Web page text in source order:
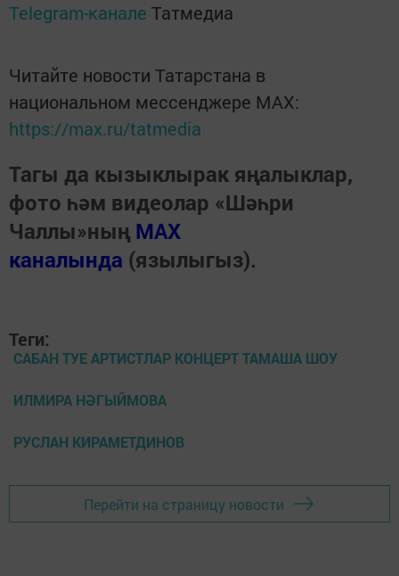
Telegram-канале Татмедиа
Читайте новости Татарстана в
национальном мессенджере MАХ:
https://max.ru/tatmedia
Тагы да кызыклырак яңалыклар,
фото һәм видеолар «Шәһри
Чаллы»ның MAX
каналында (язылыгыз).
Теги:
САБАН ТУЕ АРТИСТЛАР КОНЦЕРТ ТАМАША ШОУ
ИЛМИРА НӘГЫЙМОВА
РУСЛАН КИРАМЕТДИНОВ
Перейти на страницу новости